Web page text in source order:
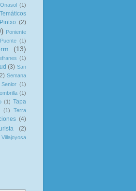
Onasol (1)
Pintxo (2)
Poniente
Puente (1)
(13)
(1)
(3) San
Semana
Senior (1)
(1)
(1) Tapa
(1)
Terra
(4)
(2)
Villajoyosa